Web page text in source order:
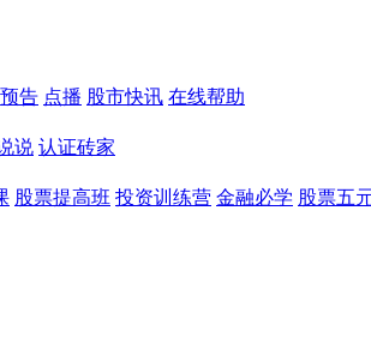
预告 点播 股市快讯 在线帮助
说 认证砖家
股票提高班 投资训练营 金融必学 股票五